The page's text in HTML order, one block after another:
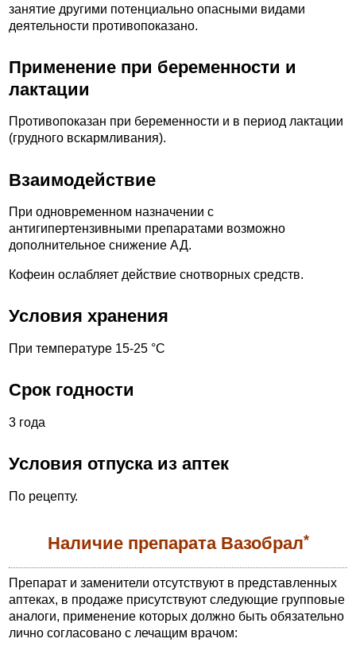
занятие другими потенциально опасными видами
деятельности противопоказано.
Применение при беременности и
лактации
Противопоказан при беременности и в период лактации
(грудного вскармливания).
Взаимодействие
При одновременном назначении с
антигипертензивными препаратами возможно
дополнительное снижение АД.
Кофеин ослабляет действие снотворных средств.
Условия хранения
При температуре 15-25 °С
Срок годности
3 года
Условия отпуска из аптек
По рецепту.
Наличие препарата Вазобрал*
Препарат и заменители отсутствуют в представленных
аптеках, в продаже присутствуют следующие групповые
аналоги, применение которых должно быть обязательно
лично согласовано с лечащим врачом: